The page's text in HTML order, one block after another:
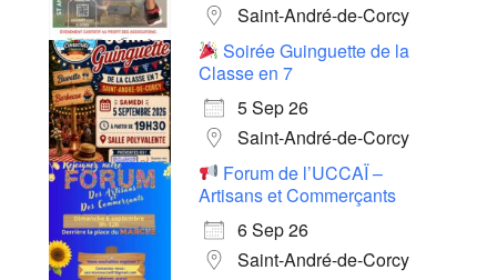
Saint-André-de-Corcy
Soirée Guinguette de la
Classe en 7
5 Sep 26
Saint-André-de-Corcy
Forum de l’UCCAÏ –
Artisans et Commerçants
6 Sep 26
Saint-André-de-Corcy